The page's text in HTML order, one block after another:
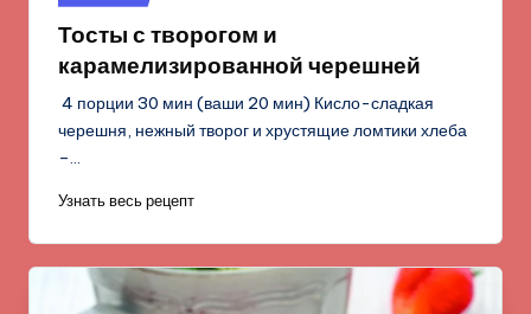
в
Тосты с творогом и
карамелизированной черешней
4 порции 30 мин (ваши 20 мин) Кисло-сладкая
черешня, нежный творог и хрустящие ломтики хлеба
–…
Узнать весь рецепт